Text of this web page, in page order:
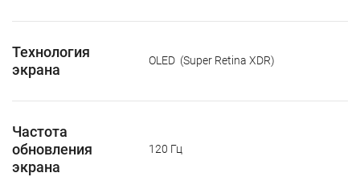
Технология
экрана
OLED (Super Retina XDR)
Частота
обновления
экрана
120 Гц